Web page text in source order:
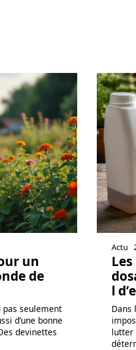
un
de
pas seulement
d’une bonne
devinettes
Actu
l
Dans
lutter